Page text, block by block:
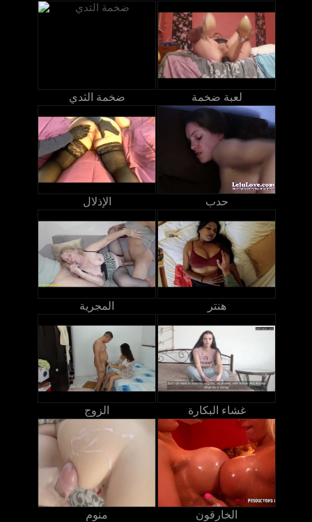
ضخمة الثدي لعبة ضخمة
الإذلال حدب
المجرية هنتر
الزوج غشاء البكارة
منوم الخارقون